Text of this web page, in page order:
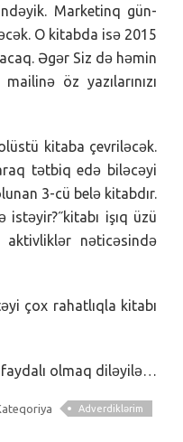
Marketinq gün-
O kitabda isə 2015
Əgər Siz də həmin
öz yazılarınızı
kitaba çevriləcək.
tətbiq edə biləcəyi
3-cü belə kitabdır.
işıq üzü
nəticəsində
çox rahatlıqla kitabı
olmaq diləyilə…
Adverdiklərim